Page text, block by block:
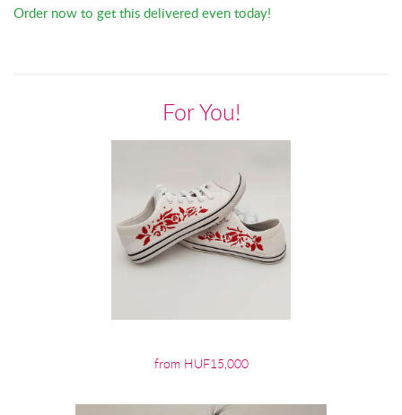
Order now to get this delivered even today!
For You!
from HUF15,000